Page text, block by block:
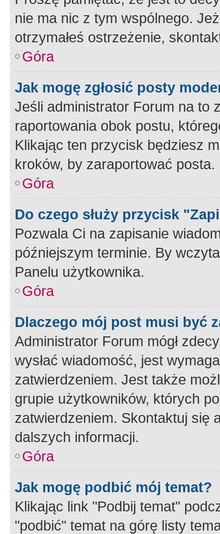
nie ma nic z tym wspólnego.
otrzymałeś ostrzeżenie,
Góra
Jak mogę zgłosić posty
Jeśli administrator Forum na to
raportowania obok postu,
Klikając ten przycisk będziesz
kroków, by zaraportować posta.
Góra
Do czego służy przycisk
Pozwala Ci na zapisanie
późniejszym terminie. By
Panelu użytkownika.
Góra
Dlaczego mój post musi być
Administrator Forum mógł
wysłać wiadomość, jest
zatwierdzeniem. Jest także
grupie użytkowników, których
zatwierdzeniem. Skontaktuj się
dalszych informacji.
Góra
Jak mogę podbić mój temat?
Klikając link "Podbij temat"
"podbić" temat na górę listy